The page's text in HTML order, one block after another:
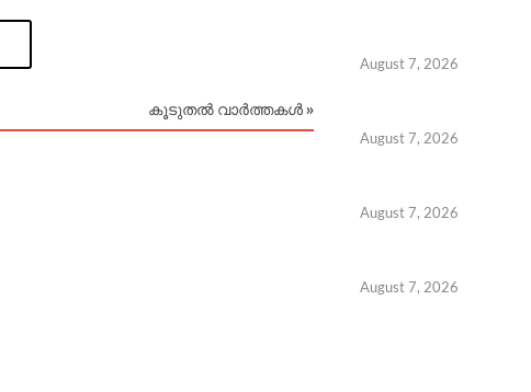
കൂടുതൽ വാർത്തകൾ »
August 7, 2026
August 7, 2026
August 7, 2026
August 7, 2026